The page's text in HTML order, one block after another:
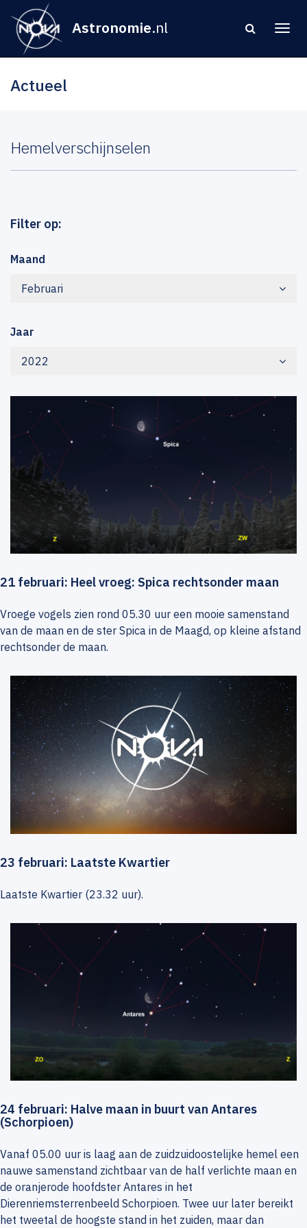
Astronomie.nl
Actueel
Hemelverschijnselen
Filter op:
Maand
Februari
Jaar
2022
21 februari: Heel vroeg: Spica rechtsonder maan
Vroege vogels zien rond 05.30 uur een mooie samenstand
van de maan en de ster Spica in de Maagd, op kleine afstand
rechtsonder de maan.
23 februari: Laatste Kwartier
Laatste Kwartier (23.32 uur).
24 februari: Halve maan in buurt van Antares
(Schorpioen)
Vanaf 05.00 uur is laag aan de zuidzuidoostelijke hemel een
nauwe samenstand zichtbaar van de half verlichte maan en
de oranjerode hoofdster Antares in het
Dierenriemsterrenbeeld Schorpioen. Twee uur later bereikt
het tweetal de hoogste stand in het zuiden, maar dan